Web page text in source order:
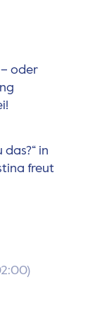
oder
in
freut